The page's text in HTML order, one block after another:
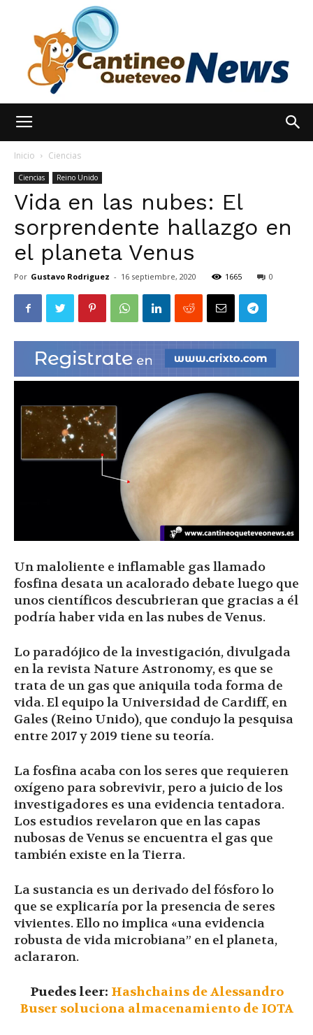
Noticias
hoy
|
Inicio Ciencias
Ciencias Reino Unido
Vida en las nubes: El
sorprendente hallazgo en
el planeta Venus
Por Gustavo Rodriguez - 16 septiembre, 2020 1665 0
Un maloliente e inflamable gas llamado
fosfina desata un acalorado debate luego que
unos científicos descubrieran que gracias a él
podría haber vida en las nubes de Venus.
Lo paradójico de la investigación, divulgada
en la revista Nature Astronomy, es que se
trata de un gas que aniquila toda forma de
vida. El equipo la Universidad de Cardiff, en
Gales (Reino Unido), que condujo la pesquisa
entre 2017 y 2019 tiene su teoría.
La fosfina acaba con los seres que requieren
oxígeno para sobrevivir, pero a juicio de los
investigadores es una evidencia tentadora.
Los estudios revelaron que en las capas
nubosas de Venus se encuentra el gas que
también existe en la Tierra.
La sustancia es un derivado del fósforo lo
que se explicaría por la presencia de seres
vivientes. Ello no implica «una evidencia
robusta de vida microbiana” en el planeta,
aclararon.
Puedes leer: Hashchains de Alessandro
Buser soluciona almacenamiento de IOTA